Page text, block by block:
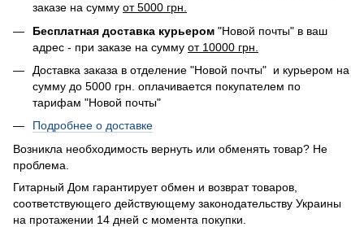
заказе на сумму от 5000 грн.
Бесплатная доставка курьером "Новой почты" в ваш
адрес - при заказе на сумму от 10000 грн.
Доставка заказа в отделение "Новой почты" и курьером на
сумму до 5000 грн. оплачивается покупателем по
тарифам "Новой почты"
Подробнее о доставке
Возникла необходимость вернуть или обменять товар? Не
проблема.
Гитарный Дом гарантирует обмен и возврат товаров,
соответствующего действующему законодательству Украины
на протажении 14 дней с момента покупки.